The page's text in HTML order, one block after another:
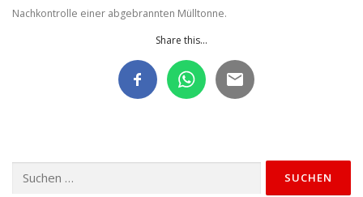
Nachkontrolle einer abgebrannten Mülltonne.
Share this...
nach: